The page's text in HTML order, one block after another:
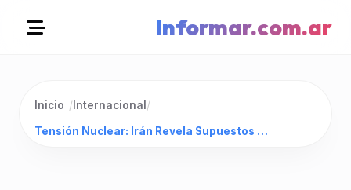
informar.com.ar
Inicio / Internacional /
Tensión Nuclear: Irán Revela Supuestos Documentos Secretos Israelíes